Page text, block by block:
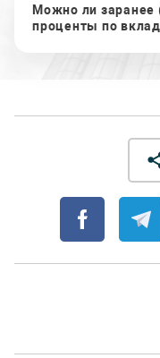
Можно ли заранее
проценты по